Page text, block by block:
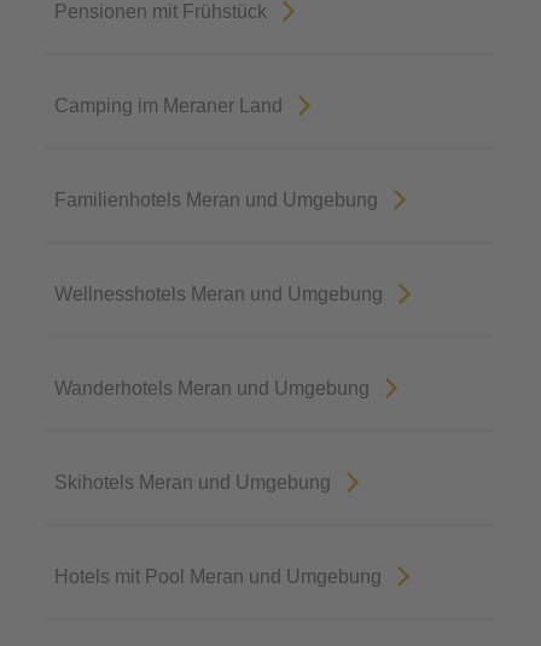
Pensionen mit Frühstück
Camping im Meraner Land
Familienhotels Meran und Umgebung
Wellnesshotels Meran und Umgebung
Wanderhotels Meran und Umgebung
Skihotels Meran und Umgebung
Hotels mit Pool Meran und Umgebung